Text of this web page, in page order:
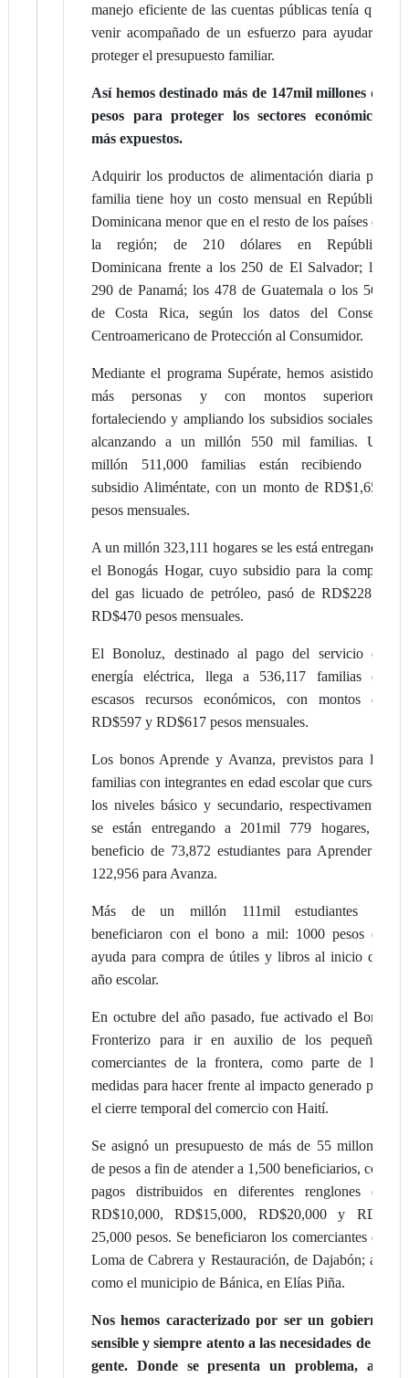
manejo eficiente de las cuentas públicas tenía que
venir acompañado de un esfuerzo para ayudar a
proteger el presupuesto familiar.
Así hemos destinado más de 147mil millones de
pesos para proteger los sectores económicos
más expuestos.
Adquirir los productos de alimentación diaria por
familia tiene hoy un costo mensual en República
Dominicana menor que en el resto de los países de
la región; de 210 dólares en República
Dominicana frente a los 250 de El Salvador; los
290 de Panamá; los 478 de Guatemala o los 569
de Costa Rica, según los datos del Consejo
Centroamericano de Protección al Consumidor.
Mediante el programa Supérate, hemos asistido a
más personas y con montos superiores,
fortaleciendo y ampliando los subsidios sociales y
alcanzando a un millón 550 mil familias. Un
millón 511,000 familias están recibiendo el
subsidio Aliméntate, con un monto de RD$1,650
pesos mensuales.
A un millón 323,111 hogares se les está entregando
el Bonogás Hogar, cuyo subsidio para la compra
del gas licuado de petróleo, pasó de RD$228 a
RD$470 pesos mensuales.
El Bonoluz, destinado al pago del servicio de
energía eléctrica, llega a 536,117 familias de
escasos recursos económicos, con montos de
RD$597 y RD$617 pesos mensuales.
Los bonos Aprende y Avanza, previstos para las
familias con integrantes en edad escolar que cursan
los niveles básico y secundario, respectivamente,
se están entregando a 201mil 779 hogares, a
beneficio de 73,872 estudiantes para Aprender y
122,956 para Avanza.
Más de un millón 111mil estudiantes se
beneficiaron con el bono a mil: 1000 pesos en
ayuda para compra de útiles y libros al inicio del
año escolar.
En octubre del año pasado, fue activado el Bono
Fronterizo para ir en auxilio de los pequeños
comerciantes de la frontera, como parte de las
medidas para hacer frente al impacto generado por
el cierre temporal del comercio con Haití.
Se asignó un presupuesto de más de 55 millones
de pesos a fin de atender a 1,500 beneficiarios, con
pagos distribuidos en diferentes renglones de
RD$10,000, RD$15,000, RD$20,000 y RD$
25,000 pesos. Se beneficiaron los comerciantes de
Loma de Cabrera y Restauración, de Dajabón; así
como el municipio de Bánica, en Elías Piña.
Nos hemos caracterizado por ser un gobierno
sensible y siempre atento a las necesidades de la
gente. Donde se presenta un problema, allí